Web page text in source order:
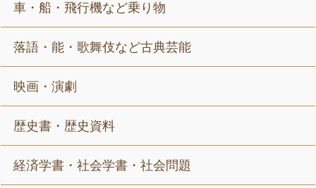
車・船・飛行機など乗り物
落語・能・歌舞伎など古典芸能
映画・演劇
歴史書・歴史資料
経済学書・社会学書・社会問題